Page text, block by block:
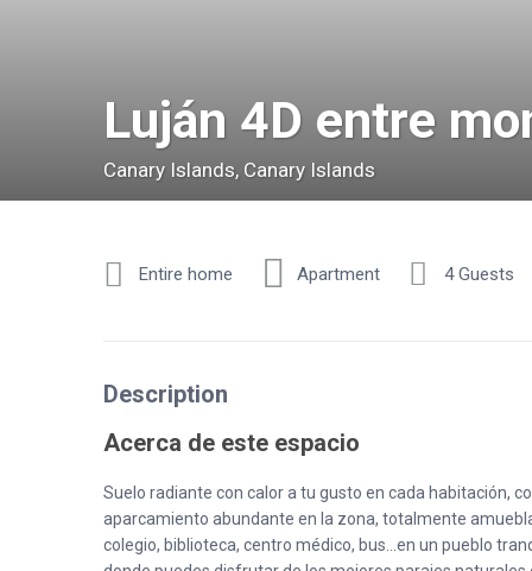
Luján 4D entre
Canary Islands, Canary Islands
Entire home Apartment 4 Guests
Description
Acerca de este espacio
Suelo radiante con calor a tu gusto en cada habitación,
aparcamiento abundante en la zona, totalmente
colegio, biblioteca, centro médico, bus…en un pueblo